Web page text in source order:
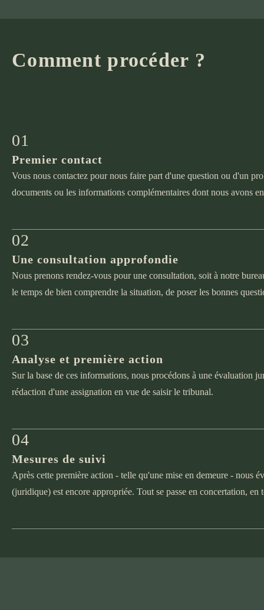
Comment procéder ?
01
Premier contact
Vous nous contactez pour nous faire part d'une question ou d'un
documents ou les informations complémentaires dont nous avons
02
Une consultation approfondie
Nous prenons rendez-vous pour une consultation, soit à notre
le temps de bien comprendre la situation, de poser les bonnes
03
Analyse et première action
Sur la base de ces informations, nous procédons à une évaluation
rédaction d'une assignation en vue de saisir le tribunal.
04
Mesures de suivi
Après cette première action - telle qu'une mise en demeure - nous
(juridique) est encore appropriée. Tout se passe en concertation,